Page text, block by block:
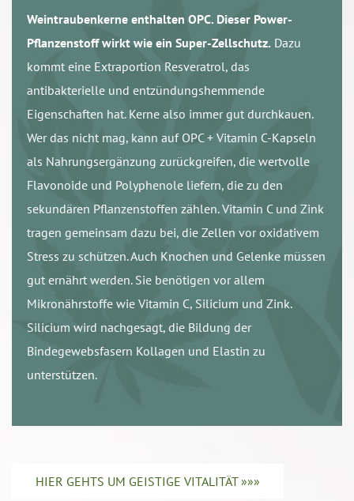
Weintraubenkerne enthalten OPC. Dieser Power-
Pflanzenstoff wirkt wie ein Super-Zellschutz. Dazu
kommt eine Extraportion Resveratrol, das
antibakterielle und entzündungshemmende
Eigenschaften hat. Kerne also immer gut durchkauen.
Wer das nicht mag, kann auf OPC + Vitamin C-Kapseln
als Nahrungsergänzung zurückgreifen, die wertvolle
Flavonoide und Polyphenole liefern, die zu den
sekundären Pflanzenstoffen zählen. Vitamin C und Zink
tragen gemeinsam dazu bei, die Zellen vor oxidativem
Stress zu schützen. Auch Knochen und Gelenke müssen
gut ernährt werden. Sie benötigen vor allem
Mikronährstoffe wie Vitamin C, Silicium und Zink.
Silicium wird nachgesagt, die Bildung der
Bindegewebsfasern Kollagen und Elastin zu
unterstützen.
HIER GEHTS UM GEISTIGE VITALITÄT »»»